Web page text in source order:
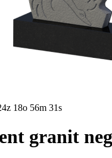
18o 56m 30s
granit